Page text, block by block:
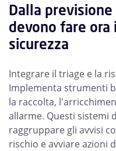
Dalla
devono fare
sicurezza
Integrare il triage e la
Implementa strumenti
la raccolta,
allarme. Questi sistemi
raggruppare gli avvisi
rischio e avviare azioni